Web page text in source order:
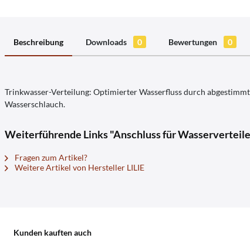
Beschreibung Downloads 0 Bewertungen 0
Trinkwasser-Verteilung: Optimierter Wasserfluss durch
Wasserschlauch.
Weiterführende Links "Anschluss für
Fragen zum Artikel?
Weitere Artikel von Hersteller LILIE
Kunden kauften auch